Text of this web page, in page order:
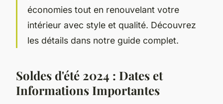
économies tout en renouvelant votre
intérieur avec style et qualité. Découvrez
les détails dans notre guide complet.
Soldes d'été 2024 : Dates et
Informations Importantes